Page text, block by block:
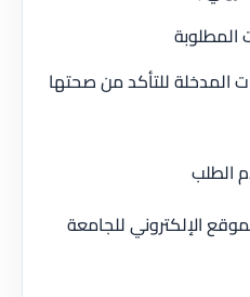
المدخلة للتأكد من صحتها
الطلب
الإلكتروني للجامعة